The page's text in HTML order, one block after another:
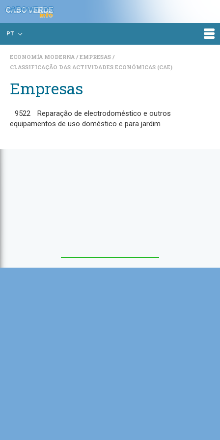
PT
ECONOMÍA MODERNA
EMPRESAS
CLASSIFICAÇÃO DAS ACTIVIDADES ECONÓMICAS (CAE)
Empresas
9522
Reparação de electrodoméstico e outros
equipamentos de uso doméstico e para jardim